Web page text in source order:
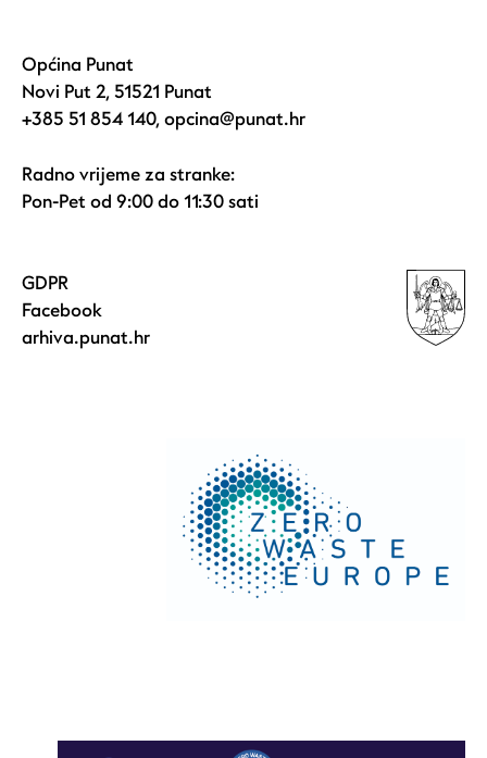
Općina Punat
Novi Put 2, 51521 Punat
+385 51 854 140,opcina@punat.hr
Radno vrijeme za stranke:
Pon-Pet od 9:00 do 11:30 sati
GDPR
Facebook
arhiva.punat.hr